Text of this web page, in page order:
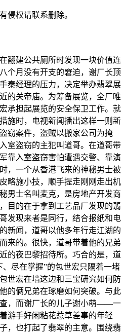
侵权请联系删除。
翻建公共厕所时发现一块价值连
个月没有开支的窘迫，谢厂长顶
秦经理的压力，决定举办翡翠展
的关帝庙。为筹备展览，全厂唯
承担起展览的安全保卫工作。就
施时，电视新闻播出这样一则新
窃案件，盗贼以搬家公司为掩
室盗窃的主犯叫道哥。在道哥带
靠入室盗窃害怕遭遇交警、靠演
，一个从香港飞来的神秘男士被
略施小技，顺手提走刚刚走出机
男士名叫麦克，是房地产开发商
目的在于拿到工艺品厂发现的翡
发现来者是同行，结合报纸和电
新闻，道哥以他多年行走江湖的
来的。很快，道哥带着他的兄弟
的夜巴黎招待所。巧合的是，道
尽在掌握”的包世宏只隔着一堵
世宏在墙这边和三宝研究如何防
的俩兄弟在琢磨如何突破。与此
，而谢厂长的儿子谢小萌——一
游手好闲粘花惹草差事的年轻
，也打起了翡翠的主意。围绕翡